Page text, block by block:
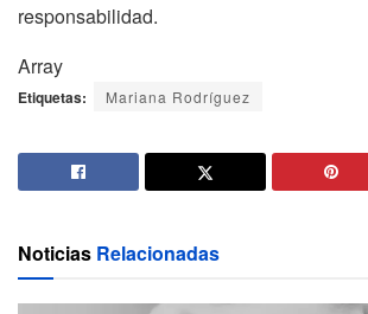
responsabilidad.
Array
Etiquetas: Mariana Rodríguez
Noticias Relacionadas